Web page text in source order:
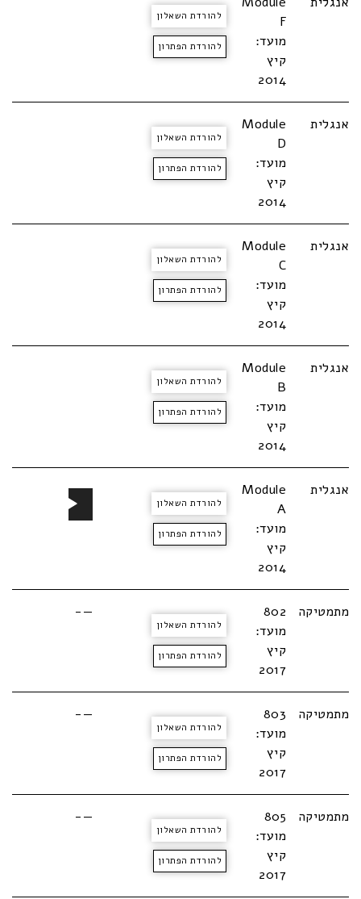
F
מועד:
קיץ
2014
להורדת השאלון
להורדת הפתרון
אנגלית
Module
D
מועד:
קיץ
2014
להורדת השאלון
להורדת הפתרון
אנגלית
Module
C
מועד:
קיץ
2014
להורדת השאלון
להורדת הפתרון
אנגלית
Module
B
מועד:
קיץ
2014
להורדת השאלון
להורדת הפתרון
אנגלית
Module
A
מועד:
קיץ
2014
להורדת השאלון
להורדת הפתרון
נגן
אודיו
מתמטיקה
802
מועד:
קיץ
2017
להורדת השאלון
להורדת הפתרון
—-
מתמטיקה
803
מועד:
קיץ
2017
להורדת השאלון
להורדת הפתרון
—-
מתמטיקה
805
מועד:
קיץ
2017
להורדת השאלון
להורדת הפתרון
—-